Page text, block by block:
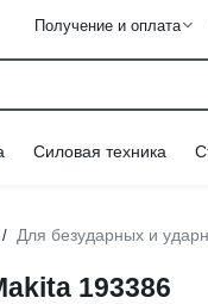
Получение и оплата
Силовая техника
/ Для безударных и
193386